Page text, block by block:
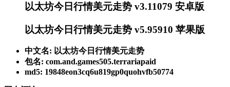
以太坊今日行情美元走势 v3.11079 安卓版
以太坊今日行情美元走势 v5.95910 苹果版
中文名: 以太坊今日行情美元走势
包名: com.and.games505.terrariapaid
md5: 19848eon3cq6u819gp0quohvfb50774